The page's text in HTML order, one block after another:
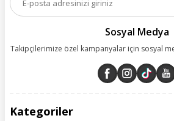
esas alarak yürütüyoruz.
Sosyal Medya
Takipçilerimize özel kampanyalar için sosyal
Kategoriler